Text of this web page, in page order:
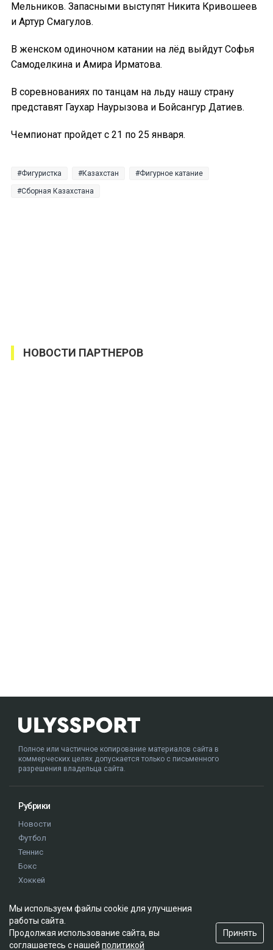
Мельников. Запасными выступят Никита Кривошеев
и Артур Смагулов.
В женском одиночном катании на лёд выйдут Софья
Самоделкина и Амира Ирматова.
В соревнованиях по танцам на льду нашу страну
представят Гаухар Наурызова и Бойсангур Датиев.
Чемпионат пройдет с 21 по 25 января.
Фигуристка Казахстан Фигурное катание
Сборная Казахстана
НОВОСТИ ПАРТНЕРОВ
Полное или частичное копирование материалов сайта в
коммерческих целях допускается только с письменного
разрешения владельца сайта.
Рубрики
Новости
Футбол
Теннис
Бокс
Хоккей
Истории
Олимпиада
Мы используем файлы cookie для улучшения
работы сайта.
Продолжая использование сайта, вы
соглашаетесь с нашей политикой
Принять